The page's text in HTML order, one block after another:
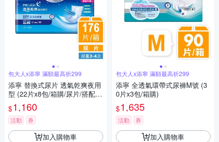
包大人x添寧 滿額最高折299
添寧 替換式尿片 透氣乾爽夜用
型 (22片x8包/箱購/尿片/搭配成
人紙尿褲)
$1,160
活動 券
加入購物車
包大人x添寧 滿額最高折299
添寧 全透氣環帶式尿褲M號 (3
0片x3包/箱購)
$1,635
活動 券
加入購物車